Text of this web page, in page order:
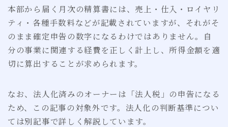
本部から届く月次の精算書には、売上・仕入・ロイヤリ
ティ・各種手数料などが記載されていますが、それがそ
のまま確定申告の数字になるわけではありません。自
分の事業に関連する経費を正しく計上し、所得金額を適
切に算出することが求められます。
なお、法人化済みのオーナーは「法人税」の申告になる
ため、この記事の対象外です。法人化の判断基準につい
ては別記事で詳しく解説しています。